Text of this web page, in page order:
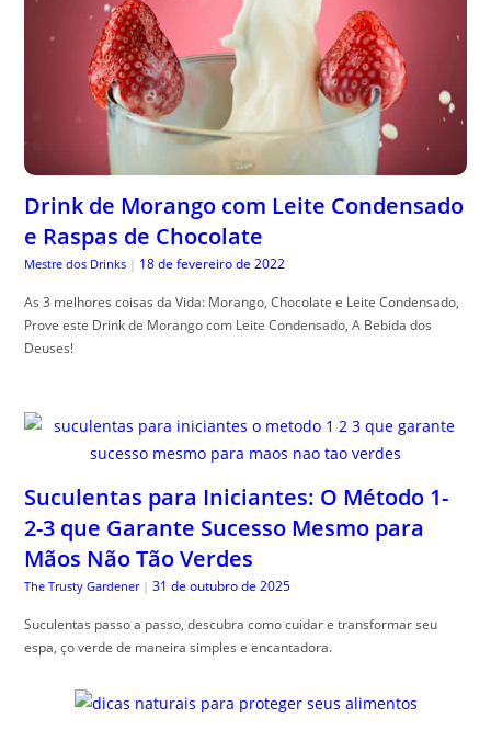
Drink de Morango com Leite Condensado
e Raspas de Chocolate
Mestre dos Drinks | 18 de fevereiro de 2022
As 3 melhores coisas da Vida: Morango, Chocolate e Leite Condensado,
Prove este Drink de Morango com Leite Condensado, A Bebida dos
Deuses!
Suculentas para Iniciantes: O Método 1-
2-3 que Garante Sucesso Mesmo para
Mãos Não Tão Verdes
The Trusty Gardener | 31 de outubro de 2025
Suculentas passo a passo, descubra como cuidar e transformar seu
espa, ço verde de maneira simples e encantadora.